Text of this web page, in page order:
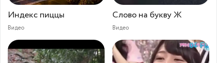
Индекс пиццы
Видео
Слово на букву Ж
Видео